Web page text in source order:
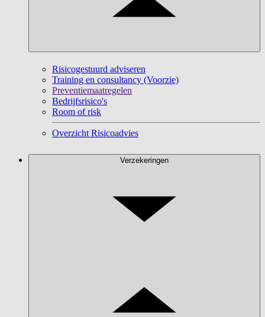
Risicogestuurd adviseren
Training en consultancy (Voorzie)
Preventiemaatregelen
Bedrijfsrisico's
Room of risk
Overzicht Risicoadvies
Verzekeringen